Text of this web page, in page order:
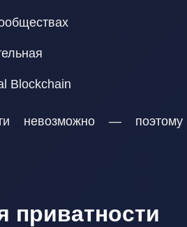
Blockchain
невозможно — поэтому
приватности